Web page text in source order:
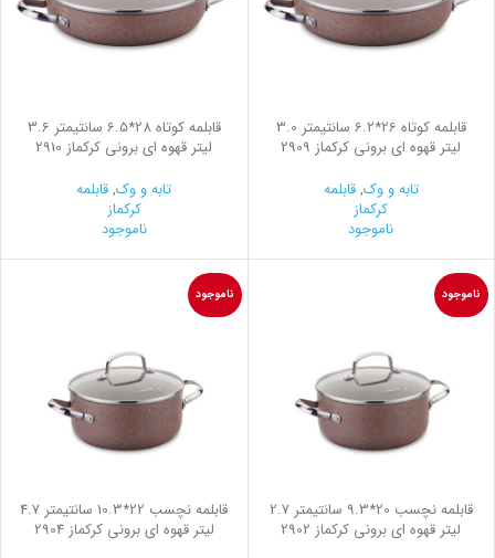
قابلمه کوتاه 26*6.2 سانتیمتر 3.0
لیتر قهوه ای برونی کرکماز 2909
تابه و وک,قابلمه
کرکماز
ناموجود
قابلمه کوتاه 28*6.5 سانتیمتر 3.6
لیتر قهوه ای برونی کرکماز 2910
تابه و وک,قابلمه
کرکماز
ناموجود
ناموجود
قابلمه نچسب 20*9.3 سانتیمتر 2.7
لیتر قهوه ای برونی کرکماز 2902
ناموجود
قابلمه نچسب 22*10.3 سانتیمتر 4.7
لیتر قهوه ای برونی کرکماز 2904